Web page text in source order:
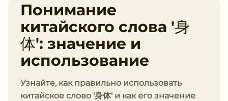
Понимание
китайского слова '身
体': значение и
использование
Узнайте, как правильно использовать
китайское слово '身体' и как его значение